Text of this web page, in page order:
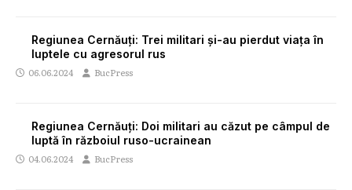
Regiunea Cernăuți: Trei militari și-au pierdut viața în
luptele cu agresorul rus
06.06.2024 BucPress
Regiunea Cernăuți: Doi militari au căzut pe câmpul de
luptă în războiul ruso-ucrainean
04.06.2024 BucPress